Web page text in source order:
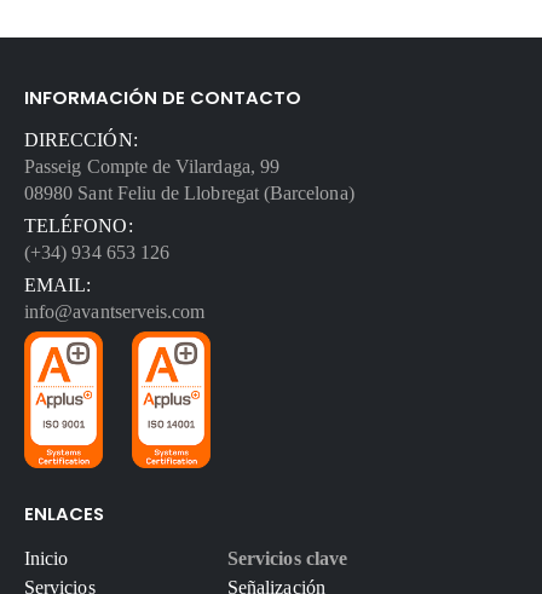
INFORMACIÓN DE CONTACTO
DIRECCIÓN:
Passeig Compte de Vilardaga, 99
08980 Sant Feliu de Llobregat (Barcelona)
TELÉFONO:
(+34) 934 653 126
EMAIL:
info@avantserveis.com
ENLACES
Inicio
Servicios
Servicios clave
Señalización